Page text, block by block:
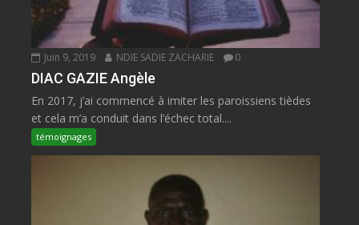
Juin 9, 2019 NDIE SADIE ZACHARIE 0
DIAC GAZIE Angèle
En 2017, j’ai commencé à imiter les paroissiens tièdes
et cela m’a conduit dans l’échec total....
témoignages